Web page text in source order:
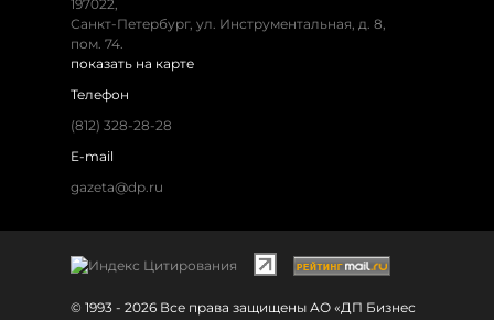
197022,
Санкт-Петербург, ул. Инструментальная, д. 8,
пом. 74.
показать на карте
Телефон
(812) 328-28-28
E-mail
gazeta@dp.ru
© 1993 - 2026 Все права защищены АО «ДП Бизнес